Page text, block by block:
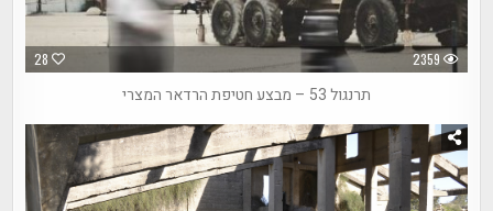
28 2359
תרנגול 53 – מבצע חטיפת הרדאר המצרי